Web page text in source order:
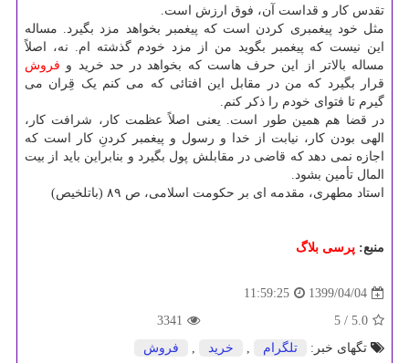
تقدس کار و قداست آن، فوق ارزش است.
مثل خود پیغمبری کردن است که پیغمبر بخواهد مزد بگیرد. مساله
این نیست که پیغمبر بگوید من از مزد خودم گذشته ام. نه، اصلاً
مساله بالاتر از این حرف هاست که بخواهد در حد خرید و فروش
قرار بگیرد که من در مقابل این افتائی که می کنم یک قِران می
گیرم تا فتوای خودم را ذکر کنم.
در قضا هم همین طور است. یعنی اصلاً عظمت کار، شرافت کار،
الهی بودن کار، نیابت از خدا و رسول و پیغمبر کردنِ کار است که
اجازه نمی دهد که قاضی در مقابلش پول بگیرد و بنابراین باید از بیت
المال تأمین بشود.
استاد مطهری، مقدمه ای بر حکومت اسلامی، ص ۸۹ (باتلخیص)
منبع: پرسی بلاگ
1399/04/04
11:59:25
5.0
/ 5
3341
تگهای خبر:
تلگرام , خرید , فروش